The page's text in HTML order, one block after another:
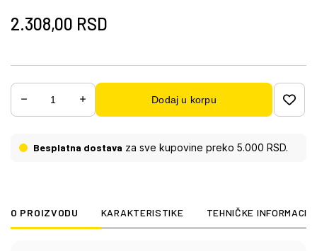
Sastoji se od prelepo zakrivljene metalne trake,
lumena jake svetlosti sa prijatnom bojom svetlosti
od 3000 Kelvina (toplo bela). Sa drugim modelima
iste serije, možete stvoriti ugodan ambijent u svom
2.308,00 RSD
Dodaj u korpu
Besplatna dostava za sve kupovine preko 5.000 RSD.
O PROIZVODU KARAKTERISTIKE TEHNIČKE